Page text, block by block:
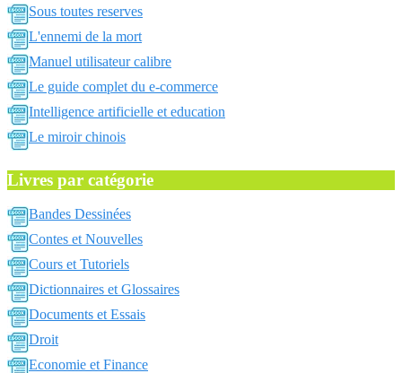
Sous toutes reserves
L'ennemi de la mort
Manuel utilisateur calibre
Le guide complet du e-commerce
Intelligence artificielle et education
Le miroir chinois
Livres par catégorie
Bandes Dessinées
Contes et Nouvelles
Cours et Tutoriels
Dictionnaires et Glossaires
Documents et Essais
Droit
Economie et Finance